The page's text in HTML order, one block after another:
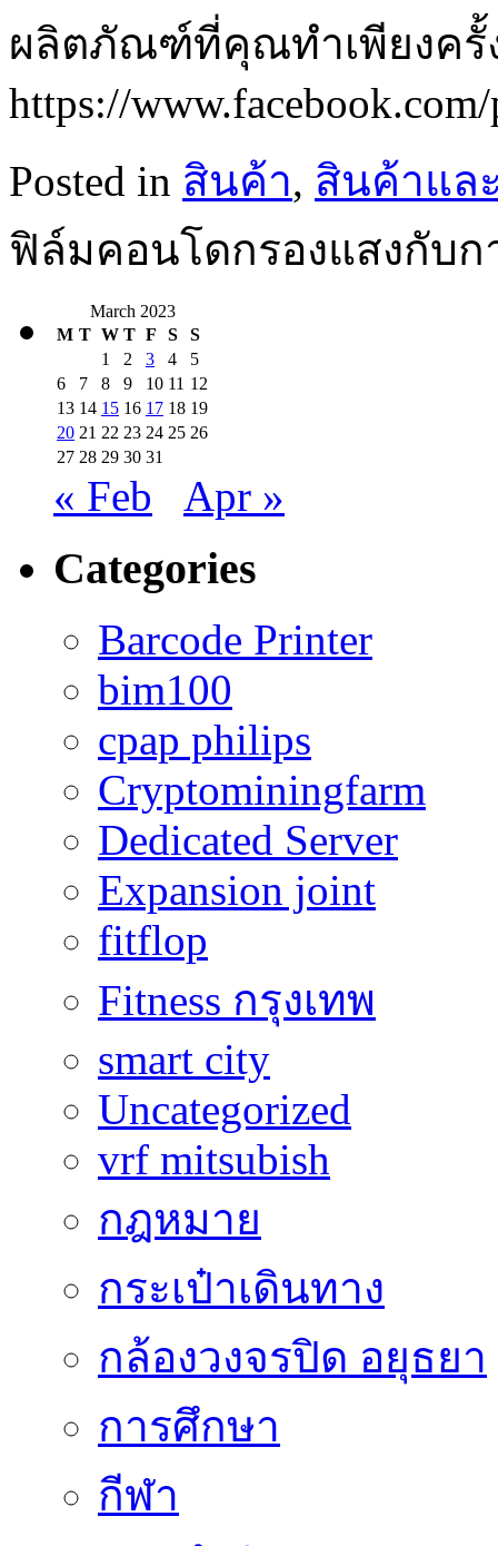
ผลิตภัณฑ์ที่คุณทำเพียงครั้ง
https://
Posted in สินค้า, สินค้าแล
ฟิล์มคอนโดกรองแสงกับก
March 2023
M T W T F S
S
1
2 3 4
5
6
7 8 9 10 11 12
13 14 15 16 17 18 19
20 21 22 23 24 25 26
27 28 29 30 31
« Feb Apr »
Categories
Barcode Printer
bim100
cpap philips
Cryptominingfarm
Dedicated Server
Expansion joint
fitflop
Fitness กรุงเทพ
smart city
Uncategorized
vrf mitsubish
กฎหมาย
กระเป๋าเดินทาง
กล้องวงจรปิด อยุธยา
การศึกษา
กีฬา